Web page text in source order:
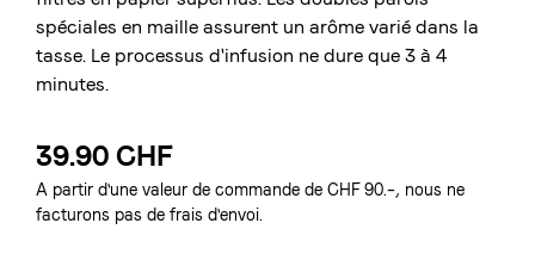
spéciales en maille assurent un arôme varié dans la
tasse. Le processus d'infusion ne dure que 3 à 4
minutes.
39.90 CHF
A partir d'une valeur de commande de CHF 90.–, nous ne
facturons pas de frais d'envoi.